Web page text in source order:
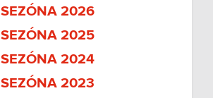
SEZÓNA 2026
SEZÓNA 2025
SEZÓNA 2024
SEZÓNA 2023